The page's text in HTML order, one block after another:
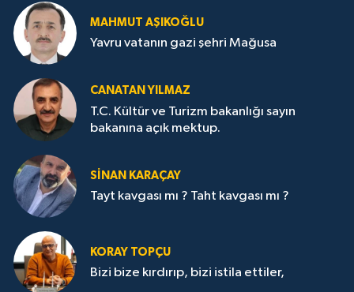
MAHMUT AŞIKOĞLU
Yavru vatanın gazi şehri Mağusa
CANATAN YILMAZ
T.C. Kültür ve Turizm bakanlığı sayın
bakanına açık mektup.
SİNAN KARAÇAY
Tayt kavgası mı ? Taht kavgası mı ?
KORAY TOPÇU
Bizi bize kırdırıp, bizi istila ettiler,